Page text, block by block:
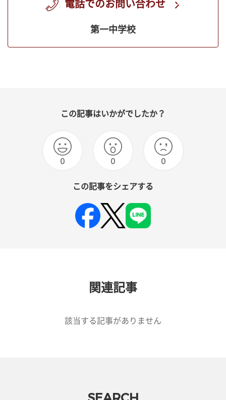
電話でのお問い合わせ
第一中学校
この記事はいかがでしたか？
0 0 0
この記事をシェアする
関連記事
該当する記事がありません